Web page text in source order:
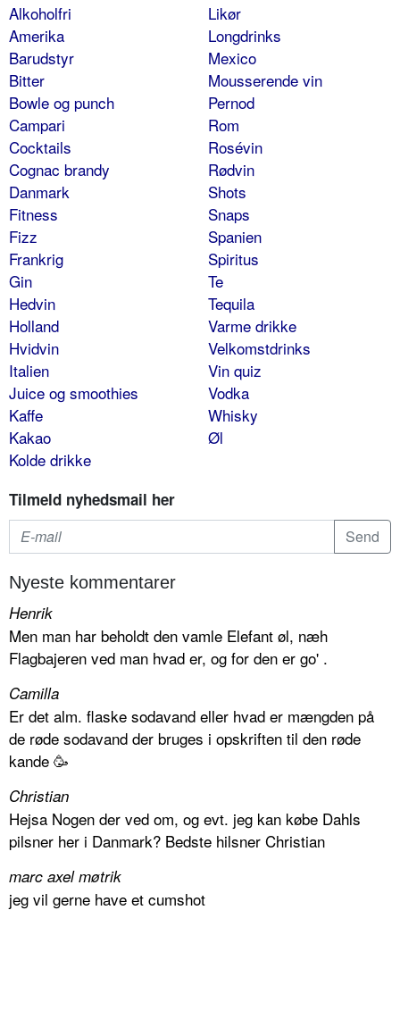
Alkoholfri
Amerika
Barudstyr
Bitter
Bowle og punch
Campari
Cocktails
Cognac brandy
Danmark
Fitness
Fizz
Frankrig
Gin
Hedvin
Holland
Hvidvin
Italien
Juice og smoothies
Kaffe
Kakao
Kolde drikke
Likør
Longdrinks
Mexico
Mousserende vin
Pernod
Rom
Rosévin
Rødvin
Shots
Snaps
Spanien
Spiritus
Te
Tequila
Varme drikke
Velkomstdrinks
Vin quiz
Vodka
Whisky
Øl
Tilmeld nyhedsmail her
Nyeste kommentarer
Henrik
Men man har beholdt den vamle Elefant øl, næh
Flagbajeren ved man hvad er, og for den er go' .
Camilla
Er det alm. flaske sodavand eller hvad er mængden på
de røde sodavand der bruges i opskriften til den røde
kande 🥳
Christian
Hejsa Nogen der ved om, og evt. jeg kan købe Dahls
pilsner her i Danmark? Bedste hilsner Christian
marc axel møtrik
jeg vil gerne have et cumshot